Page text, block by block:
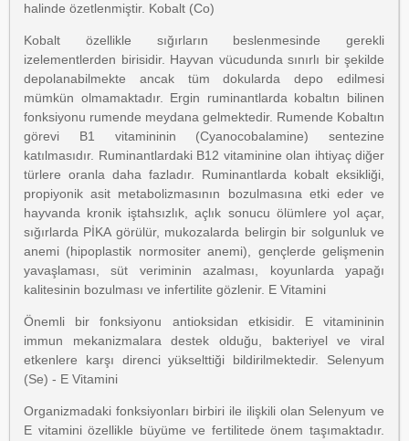
halinde özetlenmiştir. Kobalt (Co)
Kobalt özellikle sığırların beslenmesinde gerekli
izelementlerden birisidir. Hayvan vücudunda sınırlı bir şekilde
depolanabilmekte ancak tüm dokularda depo edilmesi
mümkün olmamaktadır. Ergin ruminantlarda kobaltın bilinen
fonksiyonu rumende meydana gelmektedir. Rumende Kobaltın
görevi B1 vitamininin (Cyanocobalamine) sentezine
katılmasıdır. Ruminantlardaki B12 vitaminine olan ihtiyaç diğer
türlere oranla daha fazladır. Ruminantlarda kobalt eksikliği,
propiyonik asit metabolizmasının bozulmasına etki eder ve
hayvanda kronik iştahsızlık, açlık sonucu ölümlere yol açar,
sığırlarda PİKA görülür, mukozalarda belirgin bir solgunluk ve
anemi (hipoplastik normositer anemi), gençlerde gelişmenin
yavaşlaması, süt veriminin azalması, koyunlarda yapağı
kalitesinin bozulması ve infertilite gözlenir. E Vitamini
Önemli bir fonksiyonu antioksidan etkisidir. E vitamininin
immun mekanizmalara destek olduğu, bakteriyel ve viral
etkenlere karşı direnci yükselttiği bildirilmektedir. Selenyum
(Se) - E Vitamini
Organizmadaki fonksiyonları birbiri ile ilişkili olan Selenyum ve
E vitamini özellikle büyüme ve fertilitede önem taşımaktadır.